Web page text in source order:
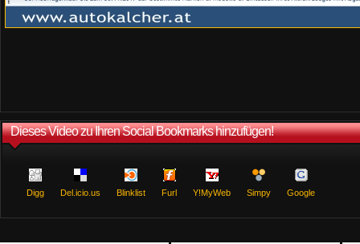
Dieses Video zu Ihren Social Bookmarks hinzufügen!
Digg Del.icio.us Blinklist Furl Y!MyWeb Simpy Google